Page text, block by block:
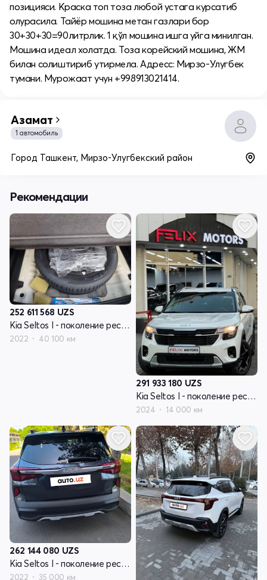
позицияси. Краска топ тоза любой устага курсатиб
олурасила. Тайёр мошина метан газлари бор
30+30+30=90литрлик. 1 қўл мошина ишга уйга минилган.
Мошина идеал холатда. Тоза корейский мошина, ЖМ
билан солиштириб утирмела. Адресс: Мирзо-Улугбек
тумани. Мурожаат учун +998913021414.
Азамат
1 автомобиль
Город Ташкент, Мирзо-Улугбекский район
Рекомендации
252 611 568 UZS
Kia Seltos I - поколение рестайлинг
2022 40 100 км
291 933 180 UZS
Kia Seltos I - поколение рестайлинг
2024 14 000 км
262 144 080 UZS
Kia Seltos I - поколение рестайлинг
2022 35 000 км